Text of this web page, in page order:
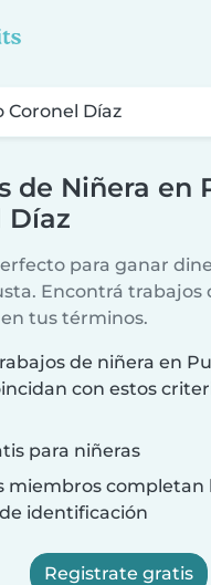
de Niñera en
Díaz
para ganar
Encontrá trabajos
tus términos.
de niñera en
con estos
para niñeras
miembros completan
identificación
Registrate gratis